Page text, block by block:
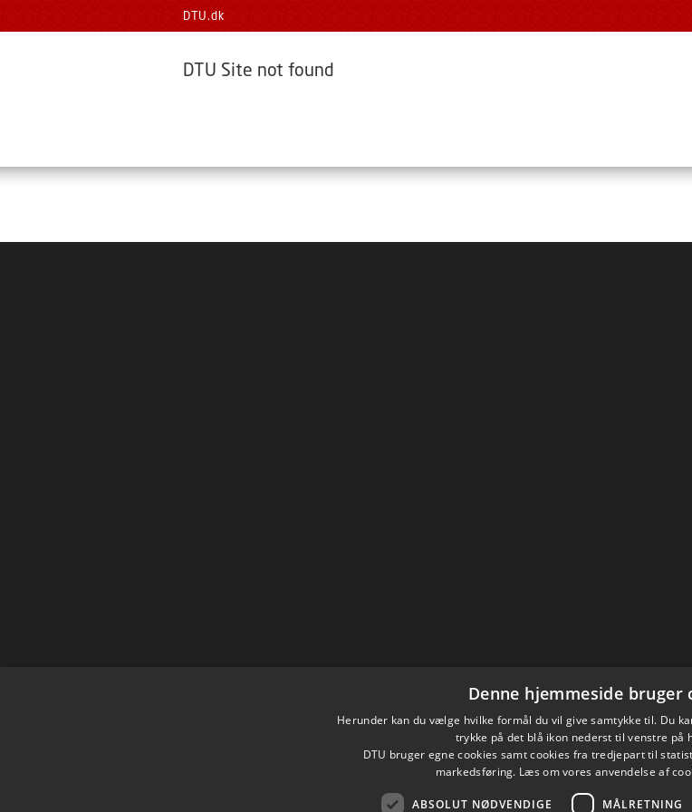
DTU.dk
DTU Site not found
Denne hjemmeside bruger
Herunder kan du vælge hvilke formål du vil give samtykke til. Du
trykke på det blå ikon nederst til venstre på
DTU bruger egne cookies samt cookies fra tredjepart til
markedsføring. Læs om vores anvendelse af
ABSOLUT NØDVENDIGE MÅLRETNING